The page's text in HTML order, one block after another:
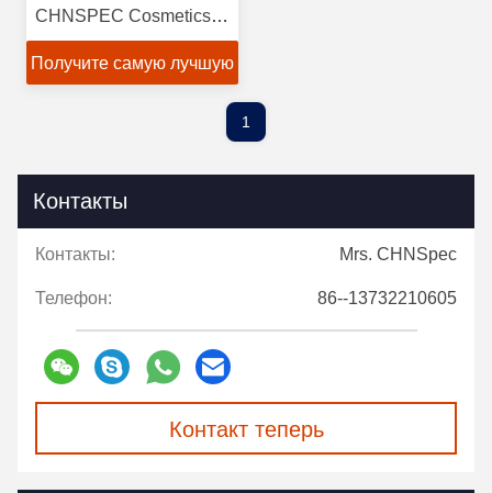
CHNSPEC Cosmetics
SPF-660 Series
Получите самую лучшую
1
Контакты
Контакты: Mrs. CHNSpec
Телефон: 86--13732210605
Контакт теперь